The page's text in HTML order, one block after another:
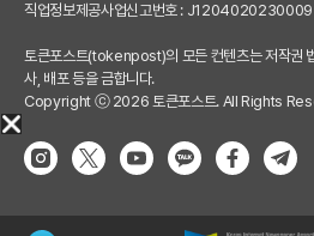
직업정보제공사업신고번호 : J1204020230009
토큰포스트(tokenpost)의 모든 컨텐츠는 저작권
사, 배포 등을 금합니다.
Copyright ⓒ 2026 토큰포스트. All Rights